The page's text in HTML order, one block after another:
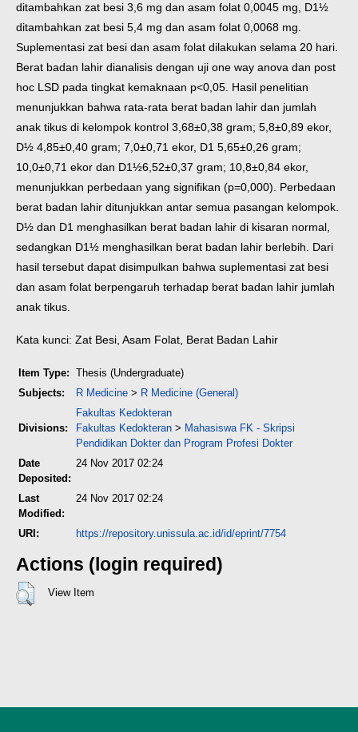
ditambahkan zat besi 3,6 mg dan asam folat 0,0045 mg, D1½
ditambahkan zat besi 5,4 mg dan asam folat 0,0068 mg.
Suplementasi zat besi dan asam folat dilakukan selama 20 hari.
Berat badan lahir dianalisis dengan uji one way anova dan post
hoc LSD pada tingkat kemaknaan p<0,05. Hasil penelitian
menunjukkan bahwa rata-rata berat badan lahir dan jumlah
anak tikus di kelompok kontrol 3,68±0,38 gram; 5,8±0,89 ekor,
D½ 4,85±0,40 gram; 7,0±0,71 ekor, D1 5,65±0,26 gram;
10,0±0,71 ekor dan D1½6,52±0,37 gram; 10,8±0,84 ekor,
menunjukkan perbedaan yang signifikan (p=0,000). Perbedaan
berat badan lahir ditunjukkan antar semua pasangan kelompok.
D½ dan D1 menghasilkan berat badan lahir di kisaran normal,
sedangkan D1½ menghasilkan berat badan lahir berlebih. Dari
hasil tersebut dapat disimpulkan bahwa suplementasi zat besi
dan asam folat berpengaruh terhadap berat badan lahir jumlah
anak tikus.
Kata kunci: Zat Besi, Asam Folat, Berat Badan Lahir
Item Type: Thesis (Undergraduate)
Subjects:
R Medicine > R Medicine (General)
Divisions:
Fakultas Kedokteran
Fakultas Kedokteran > Mahasiswa FK - Skripsi
Pendidikan Dokter dan Program Profesi Dokter
Date
Deposited:
24 Nov 2017 02:24
Last
Modified:
24 Nov 2017 02:24
URI: https://repository.unissula.ac.id/id/eprint/7754
Actions (login required)
View Item